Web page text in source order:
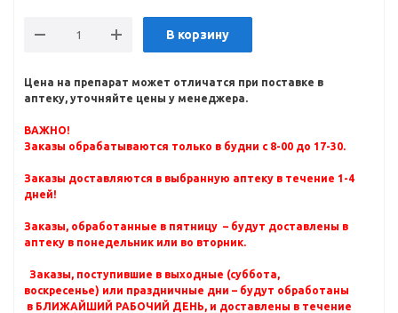
В корзину
Цена на препарат может отличатся при поставке в
аптеку, уточняйте цены у менеджера.
ВАЖНО!
Заказы обрабатываются только в будни с 8-00 до 17-30.
Заказы доставляются в выбранную аптеку в течение 1-4
дней!
Заказы, обработанные в пятницу – будут доставлены в
аптеку в понедельник или во вторник.
Заказы, поступившие в выходные (суббота,
воскресенье) или праздничные дни – будут обработаны
в БЛИЖАЙШИЙ РАБОЧИЙ ДЕНЬ, и доставлены в течение